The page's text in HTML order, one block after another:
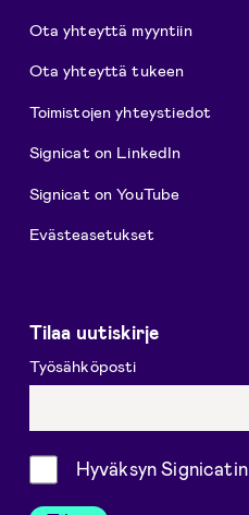
Ota yhteyttä myyntiin
Ota yhteyttä tukeen
Toimistojen yhteystiedot
Signicat on LinkedIn
Signicat on YouTube
Evästeasetukset
Tilaa uutiskirje
Työsähköposti
Suostumus
Hyväksyn Signicatin